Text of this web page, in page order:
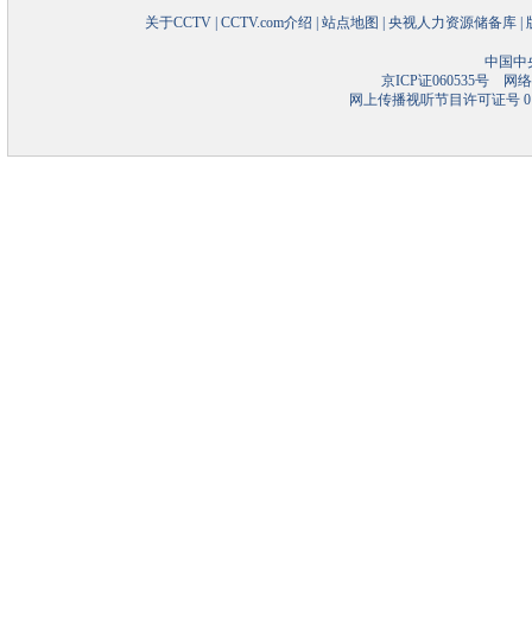
关于CCTV CCTV.com介绍 站点地图 央视人力资源储备库
中国中
京ICP证060535号网络
网上传播视听节目许可证号